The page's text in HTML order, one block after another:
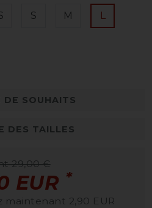
S M L
DE SOUHAITS
DES TAILLES
29,00 €
EUR *
maintenant 2,90 EUR